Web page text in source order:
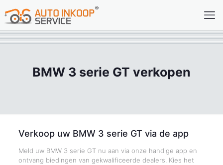
BMW 3 serie GT verkopen
Verkoop uw BMW 3 serie GT via de app
Meld uw BMW 3 serie GT nu aan via onze handige app en
ontvang biedingen van gekwalificeerde dealers. Kies het